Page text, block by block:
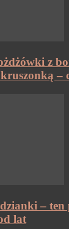
z
–
– ten
lat